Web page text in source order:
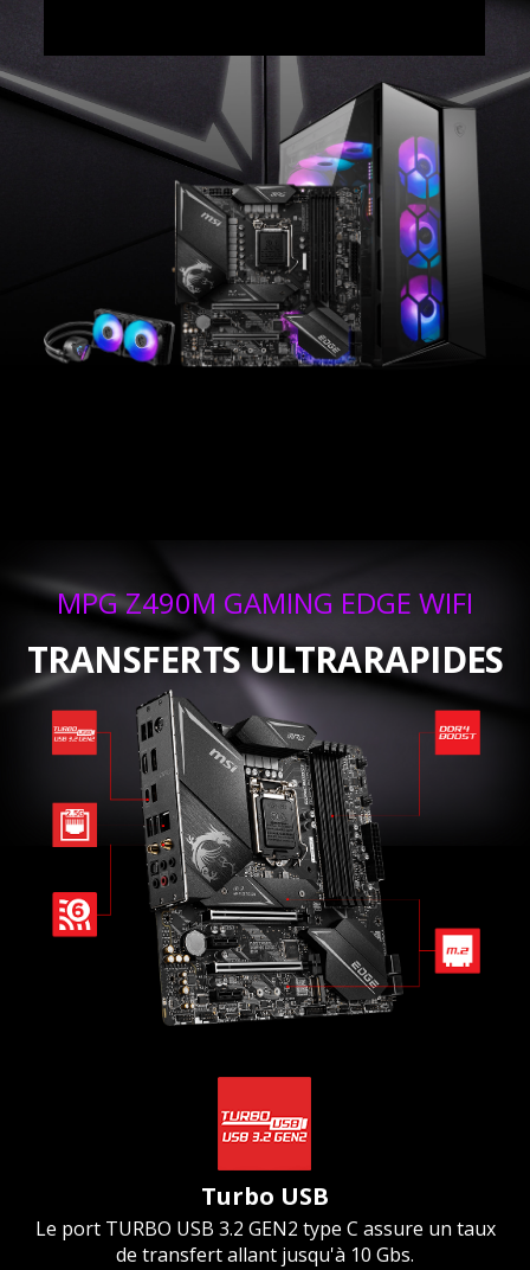
MPG Z490M GAMING EDGE WIFI
TRANSFERTS ULTRARAPIDES
Turbo USB
Le port TURBO USB 3.2 GEN2 type C assure un taux
de transfert allant jusqu'à 10 Gbs.